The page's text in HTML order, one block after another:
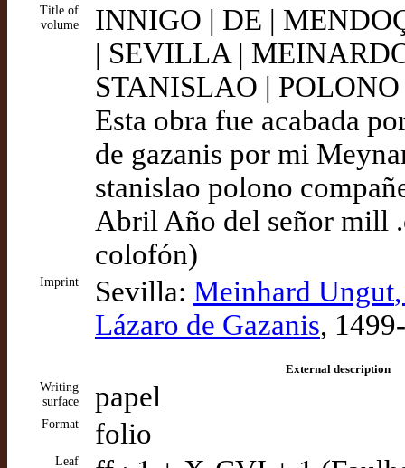
Title of
volume
INNIGO | DE |
| SEVILLA |
STANISLAO |
Esta obra fue acabada
de gazanis por mi
stanislao polono
Abril Año del señor mill
colofón)
Imprint Sevilla: Meinhard Ungut
Lázaro de Gazanis,
External description
Writing
surface
papel
Format folio
Leaf